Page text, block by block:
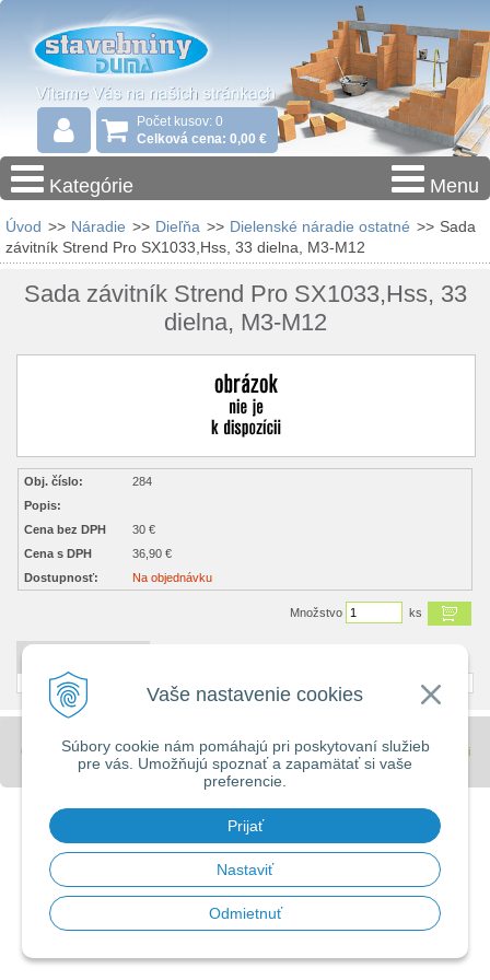
Vaše nastavenie cookies
Súbory cookie nám pomáhajú pri poskytovaní služieb
pre vás. Umožňujú spoznať a zapamätať si vaše
preferencie.
Prijať
Nastaviť
Odmietnuť
Počet kusov: 0
Celková cena: 0,00 €
Kategórie Menu
Úvod >> Náradie >> Dieľňa >> Dielenské náradie ostatné >> Sada
závitník Strend Pro SX1033,Hss, 33 dielna, M3-M12
Sada závitník Strend Pro SX1033,Hss, 33
dielna, M3-M12
Obj. číslo:
284
Popis:
Cena bez DPH
30 €
Cena s DPH
36,90 €
Dostupnosť:
Na objednávku
Množstvo ks
© 2026 Stavebniny - DUMA •tvorba eshopu cez UNIobchod,webhostingspoločnosti
WEBYGROUP